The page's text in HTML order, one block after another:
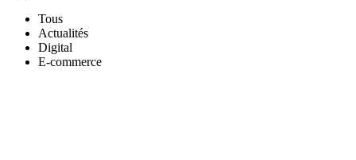
Tous
Actualités
Digital
E-commerce